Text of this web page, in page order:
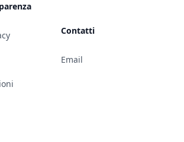
Contatti
Email